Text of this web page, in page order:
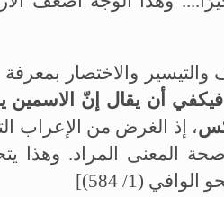
والاختصار بمعرفة
فيكفي أن يقال إنّ الاسمين
، إذ الغرض من الإعراب
المعنى المراد. وهذا
(1/ 584)]